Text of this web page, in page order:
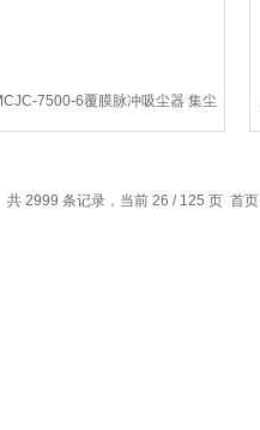
7500-6覆膜脉冲吸尘器 集尘
机
共 2999 条记录，当前 26 / 125 页 首页